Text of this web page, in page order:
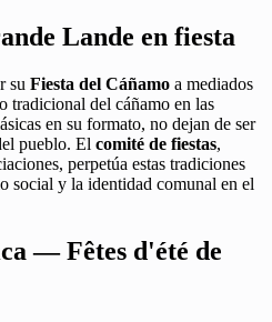
Lande en fiesta
su Fiesta del Cáñamo a mediados
tradicional del cáñamo en las
en su formato, no dejan de ser
pueblo. El comité de fiestas,
perpetúa estas tradiciones
social y la identidad comunal en el
— Fêtes d'été de